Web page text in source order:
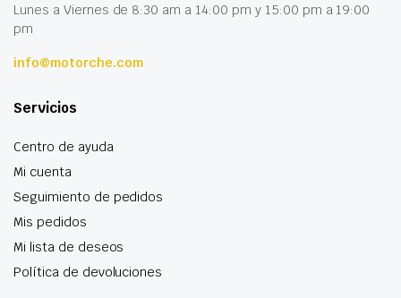
Lunes a Viernes de 8:30 am a 14:00 pm y 15:00 pm a 19:00
pm
info@motorche.com
Servicios
Centro de ayuda
Mi cuenta
Seguimiento de pedidos
Mis pedidos
Mi lista de deseos
Política de devoluciones